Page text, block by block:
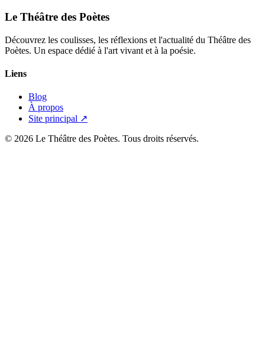
Le Théâtre des Poètes
Découvrez les coulisses, les réflexions et l'actualité du Théâtre des
Poètes. Un espace dédié à l'art vivant et à la poésie.
Liens
Blog
À propos
Site principal ↗
© 2026 Le Théâtre des Poètes. Tous droits réservés.